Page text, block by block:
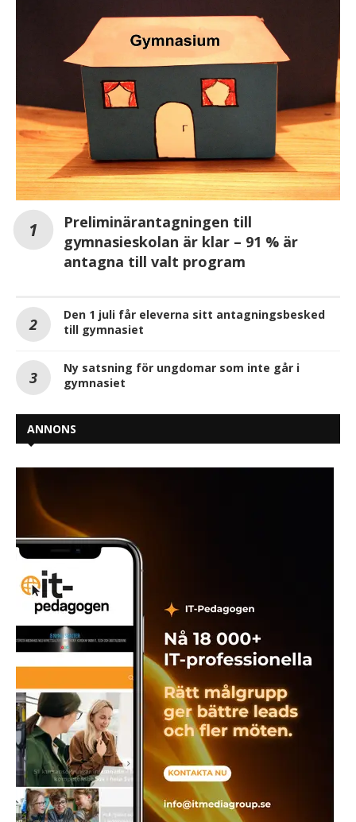
Preliminärantagningen till
gymnasieskolan är klar – 91 % är
antagna till valt program
Den 1 juli får eleverna sitt antagningsbesked
till gymnasiet
Ny satsning för ungdomar som inte går i
gymnasiet
ANNONS